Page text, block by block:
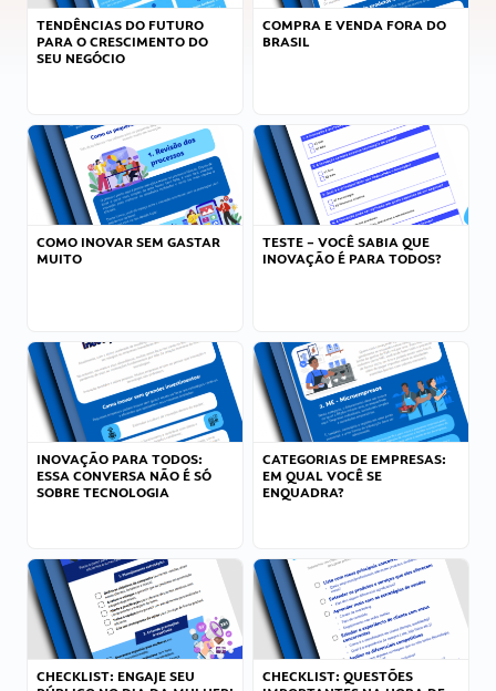
TENDÊNCIAS DO FUTURO
PARA O CRESCIMENTO DO
SEU NEGÓCIO
COMPRA E VENDA FORA DO
BRASIL
COMO INOVAR SEM GASTAR
MUITO
TESTE – VOCÊ SABIA QUE
INOVAÇÃO É PARA TODOS?
INOVAÇÃO PARA TODOS:
ESSA CONVERSA NÃO É SÓ
SOBRE TECNOLOGIA
CATEGORIAS DE EMPRESAS:
EM QUAL VOCÊ SE
ENQUADRA?
CHECKLIST: ENGAJE SEU
CHECKLIST: QUESTÕES